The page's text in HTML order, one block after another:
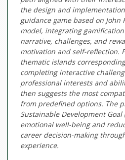
the design and
guidance game based on John
model, integrating
narrative, challenges, and
motivation and self-reflection.
thematic islands
completing interactive
professional interests and
then suggests the most
from predefined options. The
Sustainable Development Goal
emotional well-being and
career decision-making
experience.